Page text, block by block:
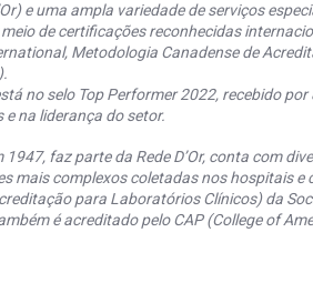
e uma ampla variedade de serviços
de certificações reconhecidas
Metodologia Canadense de
no selo Top Performer 2022, recebido
na liderança do setor.
faz parte da Rede D’Or, conta com
complexos coletadas nos hospitais e
para Laboratórios Clínicos) da
é acreditado pelo CAP (College of